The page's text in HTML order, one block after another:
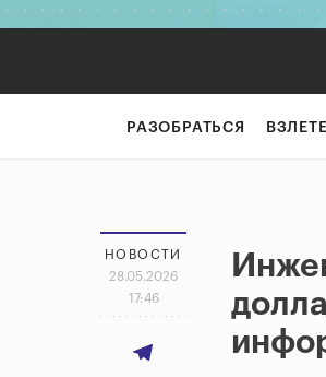
РАЗОБРАТЬСЯ
НОВОСТИ
28.05.2026
17:46